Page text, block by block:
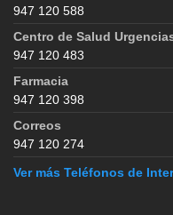
947 120 588
Centro de Salud
947 120 483
Farmacia
947 120 398
Correos
947 120 274
Ver más Teléfonos de